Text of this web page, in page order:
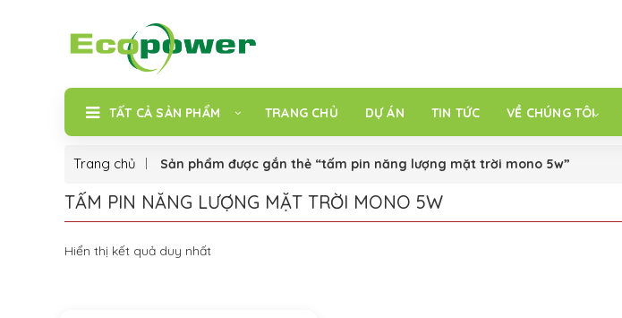
TẤT CẢ SẢN PHẨM TRANG CHỦ DỰ ÁN TIN TỨC VỀ CHÚNG TÔI
Trang chủ Sản phẩm được gắn thẻ “tấm pin năng lượng mặt trời mono 5w”
TẤM PIN NĂNG LƯỢNG MẶT TRỜI MONO 5W
Hiển thị kết quả duy nhất